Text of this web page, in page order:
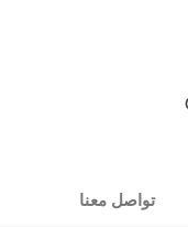
تواصل معنا